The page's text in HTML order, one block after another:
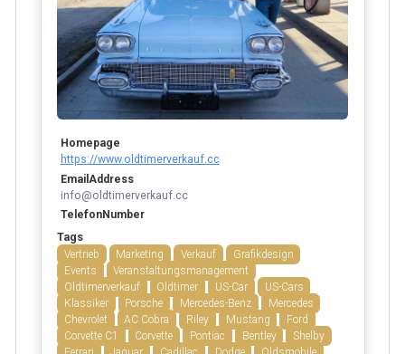
Homepage
https://www.oldtimerverkauf.cc
EmailAddress
info@oldtimerverkauf.cc
TelefonNumber
Tags
Vertrieb
Marketing Verkauf
Grafikdesign
Events
Veranstaltungsmanagement
Oldtimerverkauf
Oldtimer US-Car
US-Cars
Klassiker
Porsche Mercedes-Benz
Mercedes
Chevrolet
AC Cobra Riley Mustang
Ford
Corvette C1
Corvette Pontiac Bentley
Shelby